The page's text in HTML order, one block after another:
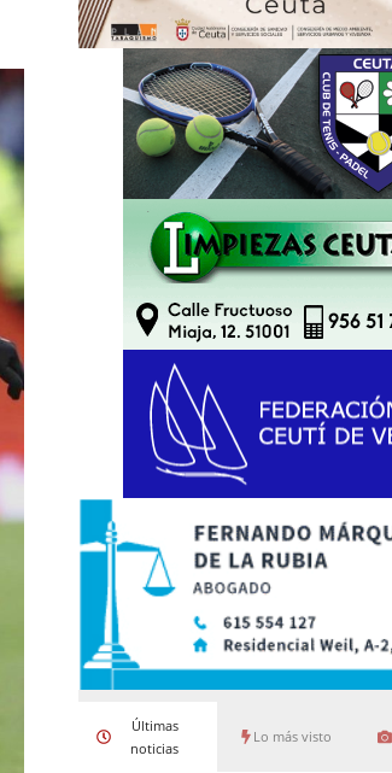
Últimas
noticias
Lo más visto